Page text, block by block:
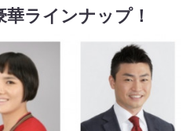
ラインナップ！